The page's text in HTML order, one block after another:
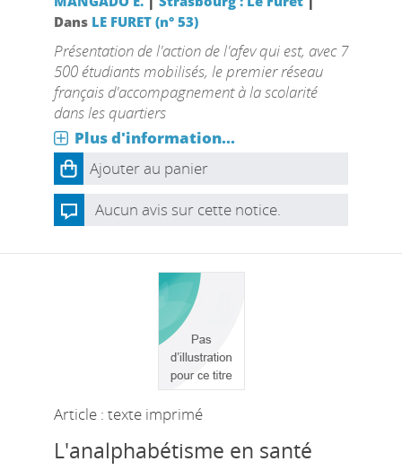
Dans LE FURET (n° 53)
Présentation de l'action de l'afev qui est, avec 7
500 étudiants mobilisés, le premier réseau
français d'accompagnement à la scolarité
dans les quartiers
Plus d'information...
Ajouter au panier
Aucun avis sur cette notice.
Article : texte imprimé
L'analphabétisme en santé